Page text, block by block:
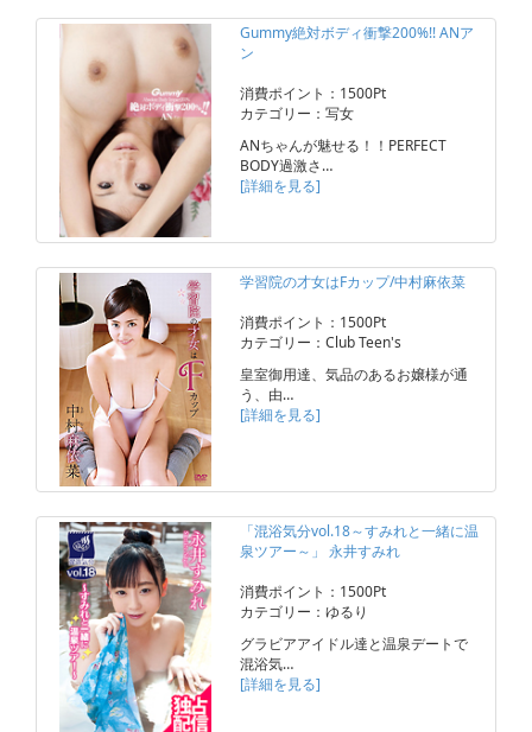
Gummy絶対ボディ衝撃200%!! ANア
ン
消費ポイント：1500Pt
カテゴリー：写女
ANちゃんが魅せる！！PERFECT
BODY過激さ…
[詳細を見る]
学習院の才女はFカップ/中村麻依菜
消費ポイント：1500Pt
カテゴリー：Club Teen's
皇室御用達、気品のあるお嬢様が通
う、由…
[詳細を見る]
「混浴気分vol.18～すみれと一緒に温
泉ツアー～」 永井すみれ
消費ポイント：1500Pt
カテゴリー：ゆるり
グラビアアイドル達と温泉デートで
混浴気…
[詳細を見る]